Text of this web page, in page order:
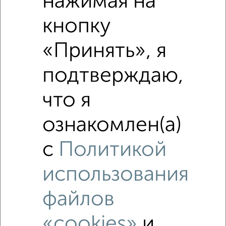
Средняя цена по городу
Похожие предложения рядом
1‑комнатные квартиры недалеко от
кнопку
«Принять», я
подтверждаю,
что я
ознакомлен(а)
с Политикой
использования
файлов